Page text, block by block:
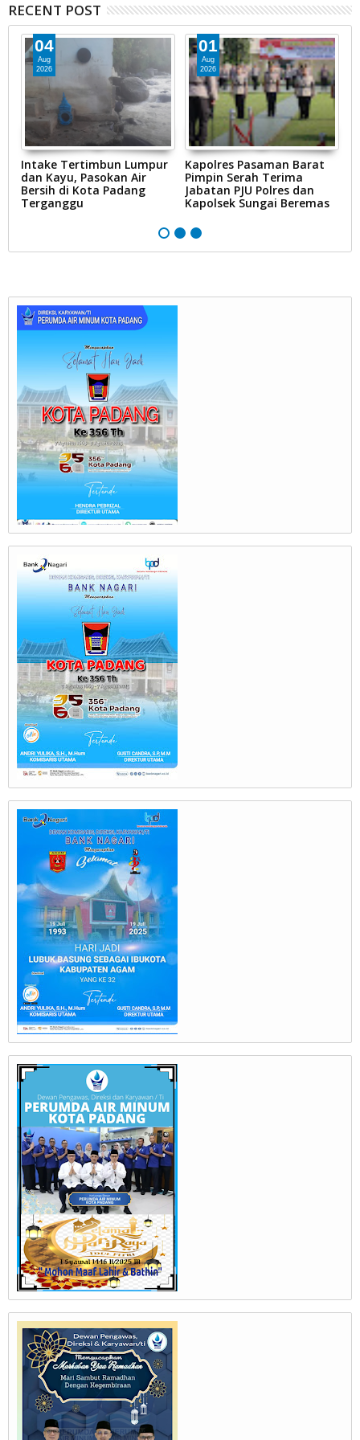
RECENT POST
04
Aug
2026
Intake Tertimbun Lumpur
dan Kayu, Pasokan Air
Bersih di Kota Padang
Terganggu
01
Aug
2026
Kapolres Pasaman Barat
Pimpin Serah Terima
Jabatan PJU Polres dan
Kapolsek Sungai Beremas